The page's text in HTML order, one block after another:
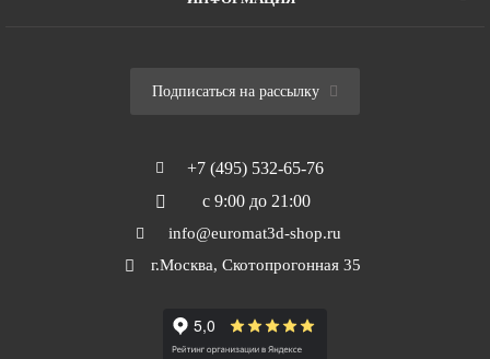
Подписаться на рассылку
+7 (495) 532-65-76
с 9:00 до 21:00
info@euromat3d-shop.ru
г.Москва, Скотопрогонная 35